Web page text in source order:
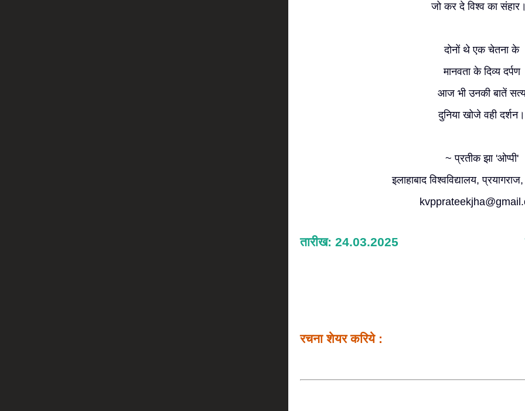
जो कर दे विश्व का
दोनों थे एक चेतना के
मानवता के दिव्य दर्पण
आज भी उनकी बातें
दुनिया खोजे वही दर्शन।
~ प्रतीक झा 'ओप्पी'
इलाहाबाद विश्वविद्यालय,
तारीख: 24.03.2025
रचना शेयर करिये :